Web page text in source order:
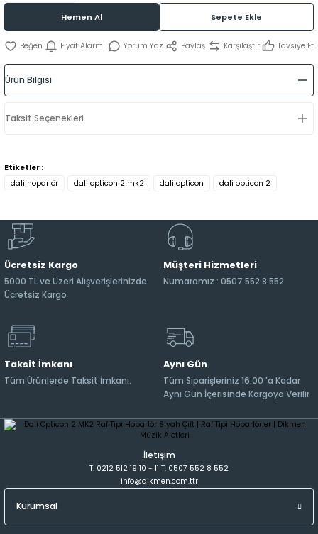
Hemen Al Sepete Ekle
Fiyat Alarmı Yorum Yaz Paylaş Karşılaştır Tavsiye Et
Ürün Bilgisi
Taksit Seçenekleri
Etiketler :
dali hoparlör
dali opticon 2 mk2 dali opticon dali opticon 2
Ücretsiz Kargo
5000 TL ve Üzeri Alışverişlerinizde
Ücretsiz Kargo
Müşteri Hizmetleri
Numaramız : 0507 552 8 552
Taksit İmkanı
Tüm Ürünlerde Taksit İmkanı.
Aynı Gün
Tüm Siparişleriniz 16:00 'a Kadar
Aynı Gün İçerisinde Kargoya Verilir
İletişim
T: 0212 512 19 10 - 11 T: 0507 552 8 552
info@dikmen.com.ttr
Kurumsal